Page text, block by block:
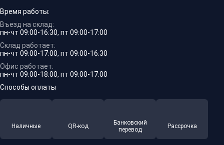
Время работы:
Въезд на склад:
пн-чт 09:00-16:30, пт 09:00-17:00
Склад работает:
пн-чт 09:00-17:00, пт 09:00-16:30
Офис работает:
пн-чт 09:00-18:00, пт 09:00-17:00
Способы оплаты
Наличные QR-код
Банковский
перевод
Рассрочка